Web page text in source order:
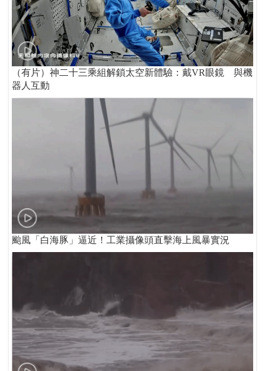
（有片）神二十三乘組解鎖太空新體驗：戴VR眼鏡 與機
器人互動
颱風「白海豚」逼近！工業攝像頭直擊海上風暴實況